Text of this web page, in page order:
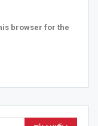
browser for the